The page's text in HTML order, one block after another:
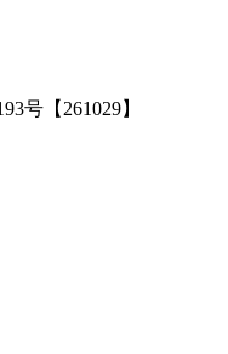
号【261029】